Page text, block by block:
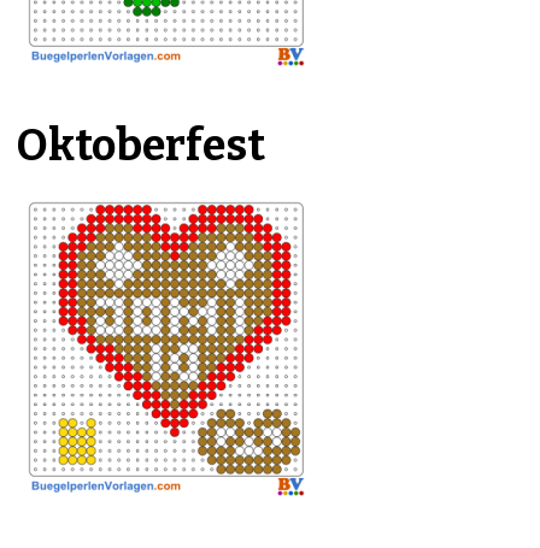
Oktoberfest